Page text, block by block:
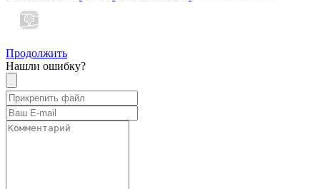
Продолжить
Нашли ошибку?